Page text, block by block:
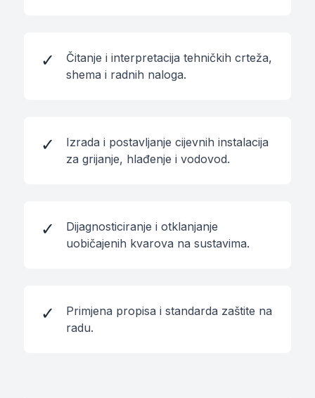
✓
Čitanje i interpretacija tehničkih crteža,
shema i radnih naloga.
✓
Izrada i postavljanje cijevnih instalacija
za grijanje, hlađenje i vodovod.
✓
Dijagnosticiranje i otklanjanje
uobičajenih kvarova na sustavima.
✓
Primjena propisa i standarda zaštite na
radu.